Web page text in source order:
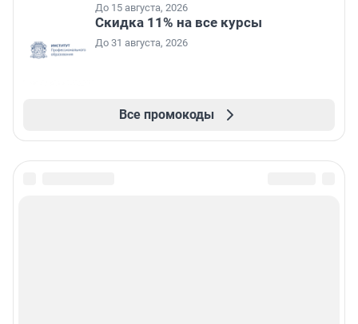
До 15 августа, 2026
Скидка 11% на все курсы
До 31 августа, 2026
Все промокоды